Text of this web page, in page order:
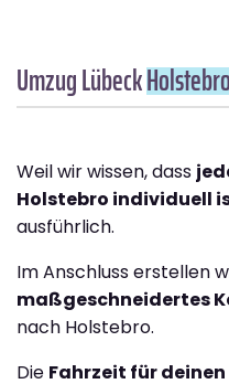
Umzug Lübeck
Weil wir wissen, dass
Holstebro individuell
ausführlich.
Im Anschluss erstellen
maßgeschneidertes
nach Holstebro.
Die Fahrzeit für